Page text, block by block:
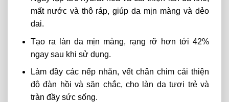
mất nước và thô ráp, giúp da mịn màng và dẻo
dai.
Tạo ra làn da mịn màng, rạng rỡ hơn tới 42%
ngay sau khi sử dụng.
Làm đầy các nếp nhăn, vết chân chim cải thiện
độ đàn hồi và săn chắc, cho làn da tươi trẻ và
tràn đầy sức sống.